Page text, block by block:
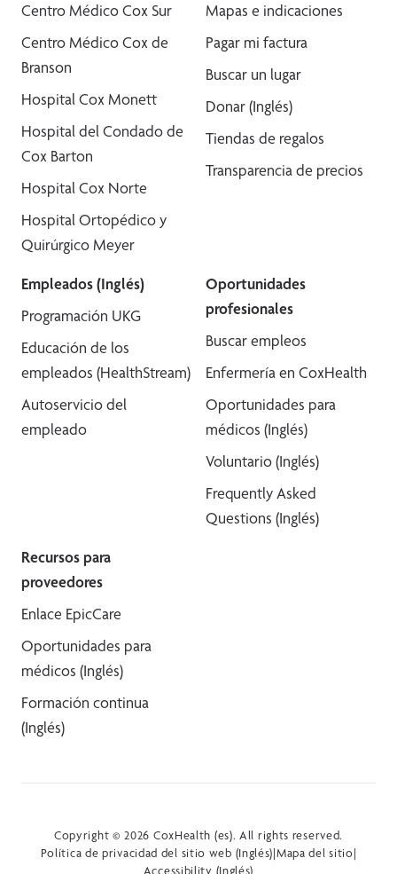
Centro Médico Cox Sur
Centro Médico Cox de
Branson
Hospital Cox Monett
Hospital del Condado de
Cox Barton
Hospital Cox Norte
Hospital Ortopédico y
Quirúrgico Meyer
Mapas e indicaciones
Pagar mi factura
Buscar un lugar
Donar (Inglés)
Tiendas de regalos
Transparencia de precios
Empleados (Inglés)
Programación UKG
Educación de los
empleados (HealthStream)
Autoservicio del
empleado
Oportunidades
profesionales
Buscar empleos
Enfermería en CoxHealth
Oportunidades para
médicos (Inglés)
Voluntario (Inglés)
Frequently Asked
Questions (Inglés)
Recursos para
proveedores
Enlace EpicCare
Oportunidades para
médicos (Inglés)
Formación continua
(Inglés)
Copyright © 2026 CoxHealth (es). All rights reserved.
Política de privacidad del sitio web (Inglés)|Mapa del sitio|
Accessibility (Inglés)